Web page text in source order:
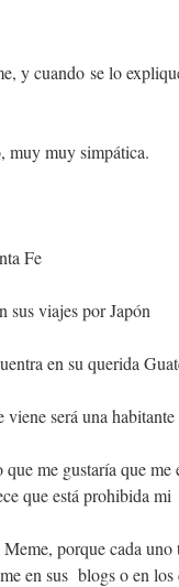
y cuando se lo
muy muy simpática.
Fe
sus viajes por Japón
en su querida
será una habitante
me gustaría que
que está prohibida mi
porque cada uno
en sus blogs o en los